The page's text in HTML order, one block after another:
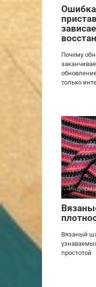
Ошибка
Почему
только
Вязаный
простотой